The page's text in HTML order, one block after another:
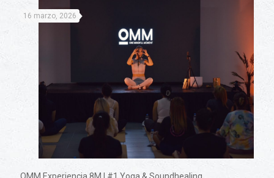
16 marzo, 2026